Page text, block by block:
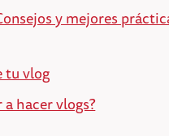
y mejores
tu vlog
hacer vlogs?